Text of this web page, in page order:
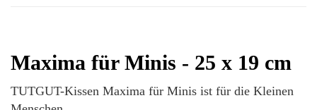
Maxima für Minis - 25 x 19 cm
TUTGUT-Kissen Maxima für Minis ist für die Kleinen